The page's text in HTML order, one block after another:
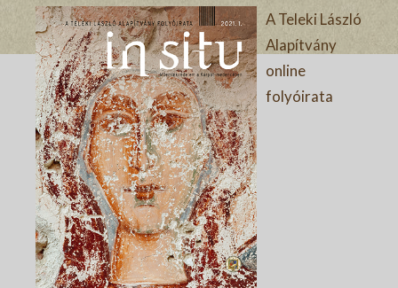
A Teleki László
Alapítvány
online
folyóirata